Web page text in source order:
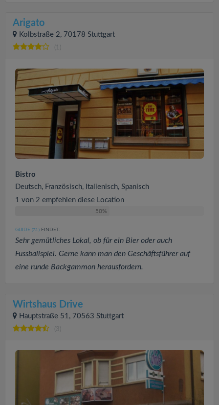
Arigato
Kolbstraße 2, 70178 Stuttgart
Bistro
Deutsch, Französisch, Italienisch, Spanisch
1 von 2 empfehlen diese Location
50%
GUIDE (73 ) FINDET:
Sehr gemütliches Lokal, ob für ein Bier oder auch
Fussballspiel. Gerne kann man den Geschäftsführer auf
eine runde Backgammon herausfordern.
Wirtshaus Drive
Hauptstraße 51, 70563 Stuttgart
(3)